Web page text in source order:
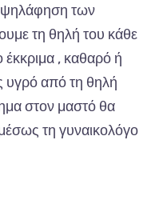
ψηλάφηση των
τη θηλή του κάθε
, καθαρό ή
υγρό από τη θηλή
στον μαστό θα
τη γυναικολόγο